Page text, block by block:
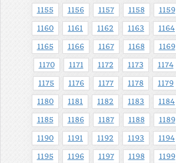
1155 1156 1157 1158 1159
1160 1161 1162 1163 1164
1165 1166 1167 1168 1169
1170 1171 1172 1173 1174
1175 1176 1177 1178 1179
1180 1181 1182 1183 1184
1185 1186 1187 1188 1189
1190 1191 1192 1193 1194
1195 1196 1197 1198 1199